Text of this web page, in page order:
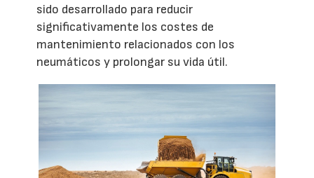
sido desarrollado para reducir
significativamente los costes de
mantenimiento relacionados con los
neumáticos y prolongar su vida útil.